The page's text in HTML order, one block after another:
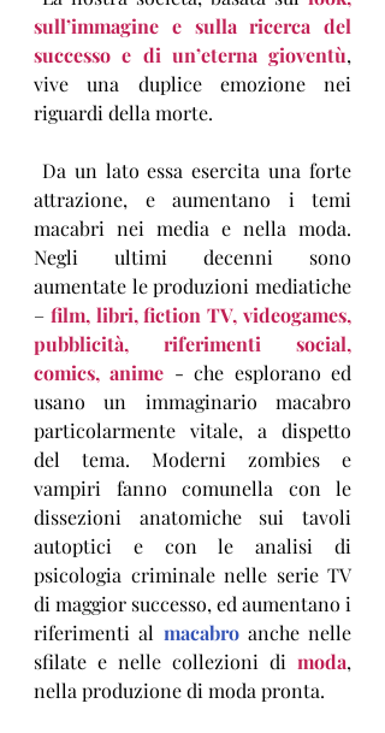
sull’immagine e sulla ricerca del
successo e di un’eterna gioventù,
vive una duplice emozione nei
riguardi della morte.
attrazione, e aumentano i temi
macabri nei media e nella moda.
Negli ultimi decenni sono
aumentate le produzioni mediatiche
– film, libri, fiction TV, videogames,
pubblicità, riferimenti social,
comics, anime - che esplorano ed
usano un immaginario macabro
particolarmente vitale, a dispetto
del tema. Moderni zombies e
vampiri fanno comunella con le
dissezioni anatomiche sui tavoli
autoptici e con le analisi di
psicologia criminale nelle serie TV
di maggior successo, ed aumentano i
riferimenti al macabro anche nelle
sfilate e nelle collezioni di moda,
nella produzione di moda pronta.